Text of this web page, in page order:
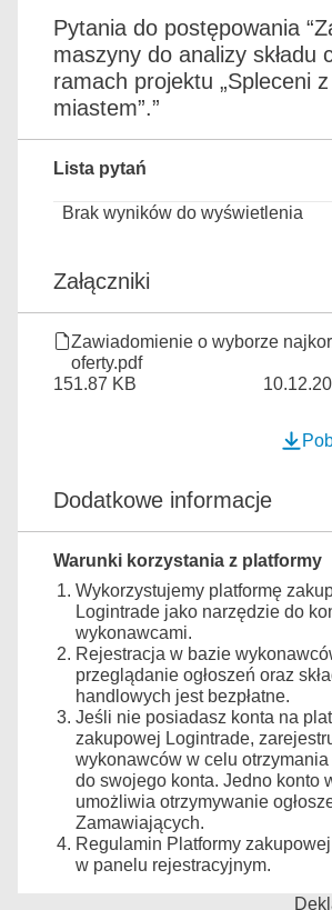
Pytania do postępowania
maszyny do analizy składu
ramach projektu „Spleceni z
miastem”.”
Lista pytań
Brak wyników do wyświetlenia
Załączniki
Zawiadomienie o wyborze
oferty.pdf
151.87 KB
Dodatkowe informacje
Warunki korzystania z platformy
Wykorzystujemy platformę
Logintrade jako narzędzie do
wykonawcami.
Rejestracja w bazie
przeglądanie ogłoszeń oraz
handlowych jest bezpłatne.
Jeśli nie posiadasz konta na
zakupowej Logintrade,
wykonawców w celu otrzymania
do swojego konta. Jedno konto
umożliwia otrzymywanie
Zamawiających.
Regulamin Platformy
w panelu rejestracyjnym.